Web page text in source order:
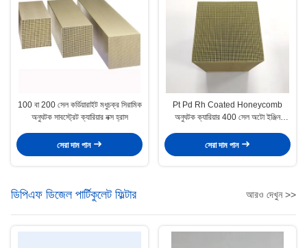
100 বা 200 সেল কর্ডিয়ারাইট মধুচক্র সিরামিক
অনুঘটক সাবস্ট্রেট ক্যারিয়ার নক্স হ্রাস
সেরা দাম পান
Pt Pd Rh Coated Honeycomb
অনুঘটক ক্যারিয়ার 400 সেল অটো ইঞ্জিন
সেরা দাম পান
ডিপিএফ ডিজেল পার্টিকুলেট ফিল্টার আরও দেখুন >>